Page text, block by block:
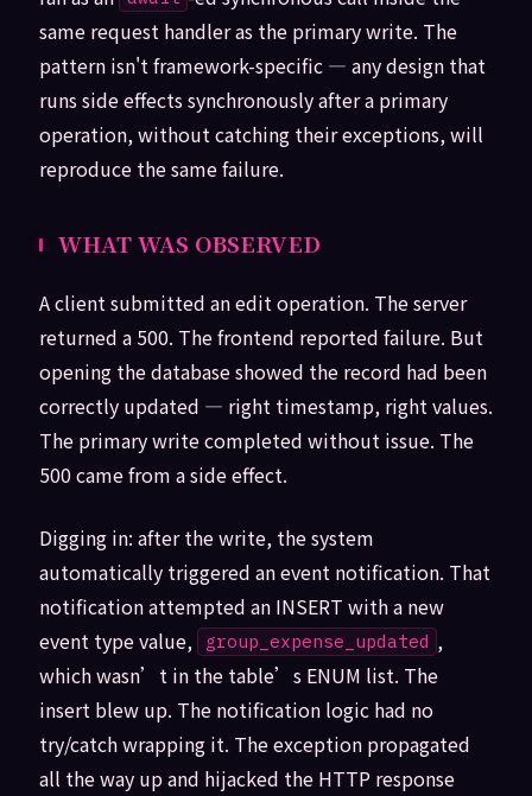
same request handler as the primary write. The
pattern isn't framework-specific — any design that
runs side effects synchronously after a primary
operation, without catching their exceptions, will
reproduce the same failure.
WHAT WAS OBSERVED
A client submitted an edit operation. The server
returned a 500. The frontend reported failure. But
opening the database showed the record had been
correctly updated — right timestamp, right values.
The primary write completed without issue. The
500 came from a side effect.
Digging in: after the write, the system
automatically triggered an event notification. That
notification attempted an INSERT with a new
event type value,
group_expense_updated ,
which wasn’t in the table’s ENUM list. The
insert blew up. The notification logic had no
try/catch wrapping it. The exception propagated
all the way up and hijacked the HTTP response